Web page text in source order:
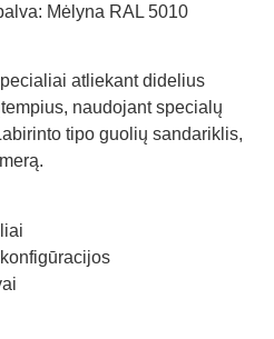
Mėlyna RAL 5010
atliekant didelius
naudojant specialų
tipo guolių sandariklis,